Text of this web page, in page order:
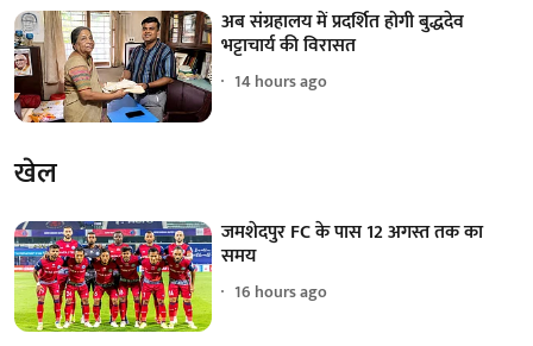
अब संग्रहालय में प्रदर्शित होगी बुद्धदेव
भट्टाचार्य की विरासत
14 hours ago
खेल
जमशेदपुर FC के पास 12 अगस्त तक का
समय
16 hours ago